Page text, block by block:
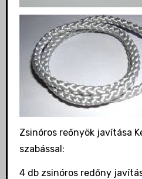
Zsinóros reőnyök javítása
szabással:
4 db zsinóros redőny